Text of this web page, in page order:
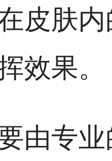
皮肤内
效果。
由专